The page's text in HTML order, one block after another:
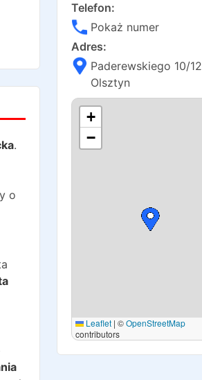
.
o
Telefon:
Pokaż numer
Adres:
Paderewskiego 10/12
Olsztyn
+
−
Leaflet | ©OpenStreetMap
contributors